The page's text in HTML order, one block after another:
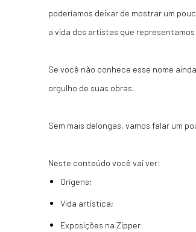
poderíamos deixar de mostrar um
a vida dos artistas que
Se você não conhece esse nome
orgulho de suas obras.
Sem mais delongas, vamos falar um
Neste conteúdo você vai ver:
Origens;
Vida artística;
Exposições na Zipper: